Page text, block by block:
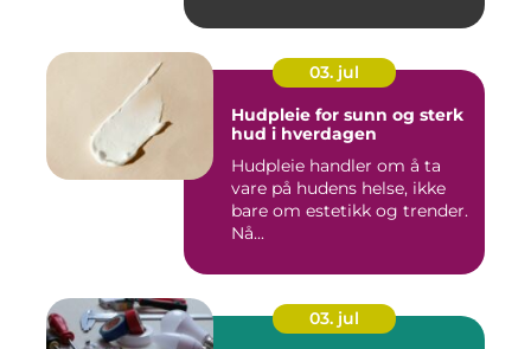
03. jul
Hudpleie for sunn og sterk
hud i hverdagen
Hudpleie handler om å ta
vare på hudens helse, ikke
bare om estetikk og trender.
Nå...
03. jul